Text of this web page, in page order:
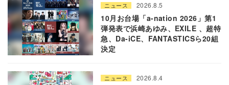
ニュース 2026.8.5
10月お台場「a-nation 2026」第1
弾発表で浜崎あゆみ、EXILE 、超特
急、Da-iCE、FANTASTICSら20組
決定
ニュース 2026.8.4